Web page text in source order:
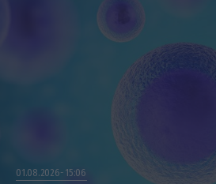
01.08.2026 15:06